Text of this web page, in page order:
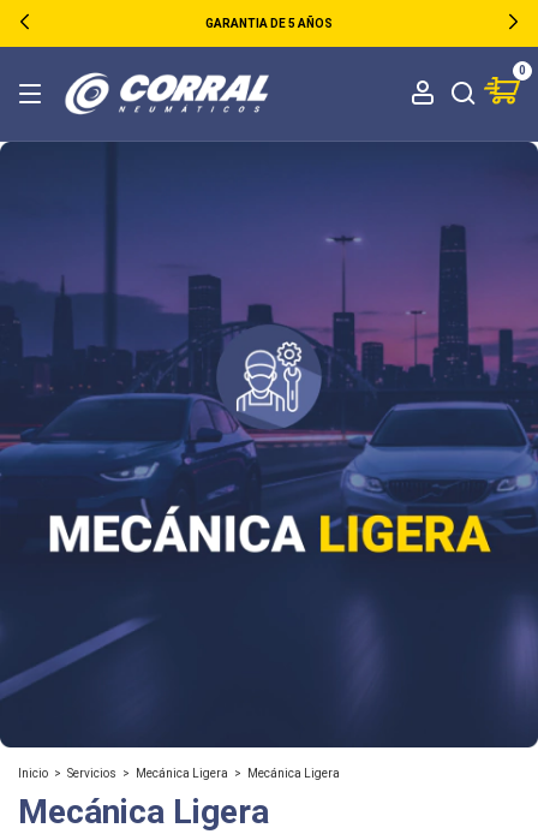
GARANTIA DE 5 AÑOS
0
Inicio > Servicios > Mecánica Ligera > Mecánica Ligera
Mecánica Ligera